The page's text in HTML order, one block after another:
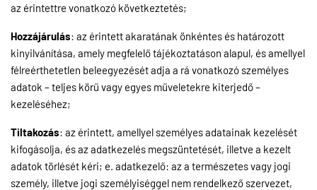
az érintettre vonatkozó következtetés;
Hozzájárulás: az érintett akaratának önkéntes és határozott
kinyilvánítása, amely megfelelő tájékoztatáson alapul, és amellyel
félreérthetetlen beleegyezését adja a rá vonatkozó személyes
adatok – teljes körű vagy egyes műveletekre kiterjedő –
kezeléséhez;
Tiltakozás: az érintett, amellyel személyes adatainak kezelését
kifogásolja, és az adatkezelés megszüntetését, illetve a kezelt
adatok törlését kéri; e. adatkezelő: az a természetes vagy jogi
személy, illetve jogi személyiséggel nem rendelkező szervezet,